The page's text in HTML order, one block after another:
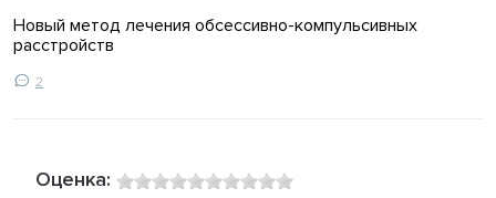
Новый метод лечения обсессивно-компульсивных
расстройств
2
Оценка: